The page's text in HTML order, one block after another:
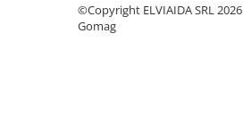
©Copyright ELVIAIDA SRL 2026
Gomag